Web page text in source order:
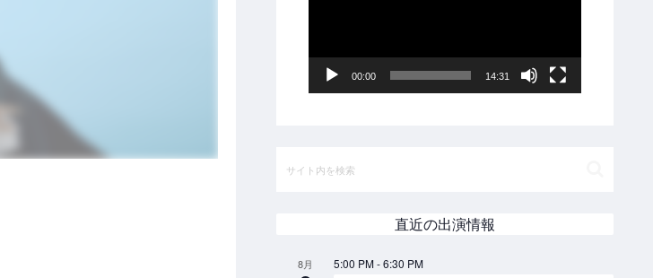
ヤ
00:00 14:31
直近の出演情報
8月 5:00 PM-6:30 PM